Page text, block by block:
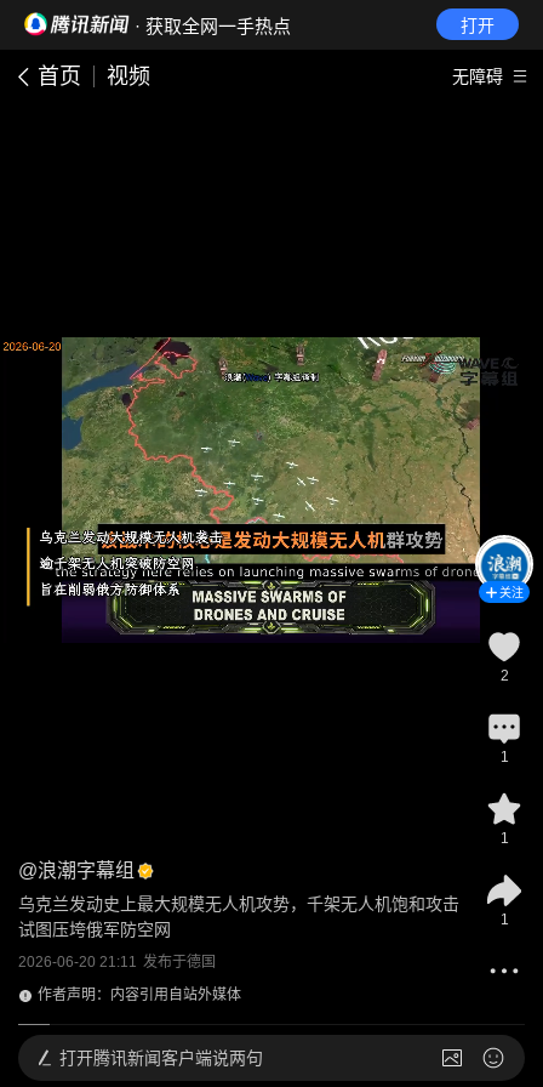
· 获取全网一手热点 打开
首页 视频 无障碍
@浪潮字幕组
乌克兰发动史上最大规模无人机攻势，千架无人机饱和攻击
试图压垮俄军防空网
2026-06-20 21:11 发布于德国
作者声明：内容引用自站外媒体
关注
2
1
1
1
打开腾讯新闻客户端说两句